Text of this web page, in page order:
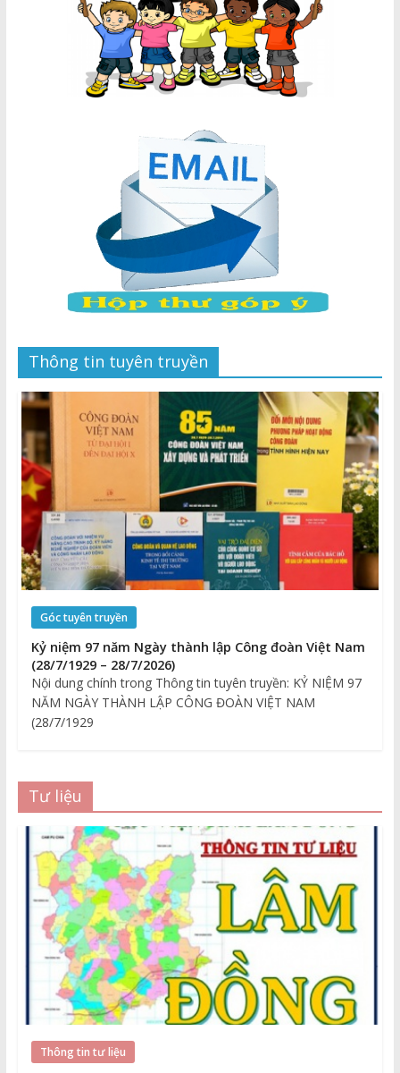
Thông tin tuyên truyền
Góc tuyên truyền
Kỷ niệm 97 năm Ngày thành lập Công đoàn Việt Nam
(28/7/1929 – 28/7/2026)
Nội dung chính trong Thông tin tuyên truyền: KỶ NIỆM 97
NĂM NGÀY THÀNH LẬP CÔNG ĐOÀN VIỆT NAM
(28/7/1929
Tư liệu
Thông tin tư liệu